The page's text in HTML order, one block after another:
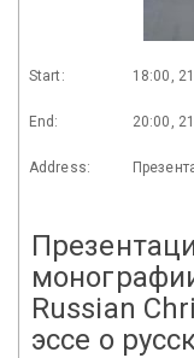
Start: 18:00,
End: 20:00,
Address:
Russian
эссе о